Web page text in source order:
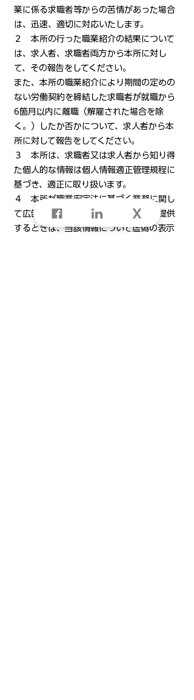
業に係る求職者等からの苦情があった場合
は、迅速、適切に対応いたします。
２ 本所の行った職業紹介の結果について
は、求人者、求職者両方から本所に対し
て、その報告をしてください。
また、本所の職業紹介により期間の定めの
ない労働契約を締結した求職者が就職から
6箇月以内に離職（解雇された場合を除
く。）したか否かについて、求人者から本
所に対して報告をしてください。
３ 本所は、求職者又は求人者から知り得
た個人的な情報は個人情報適正管理規程に
基づき、適正に取り扱います。
４ 本所が職業安定法に基づく業務に関し
て広告等により求人等に関する情報を提供
するときは、当該情報について虚偽の表示